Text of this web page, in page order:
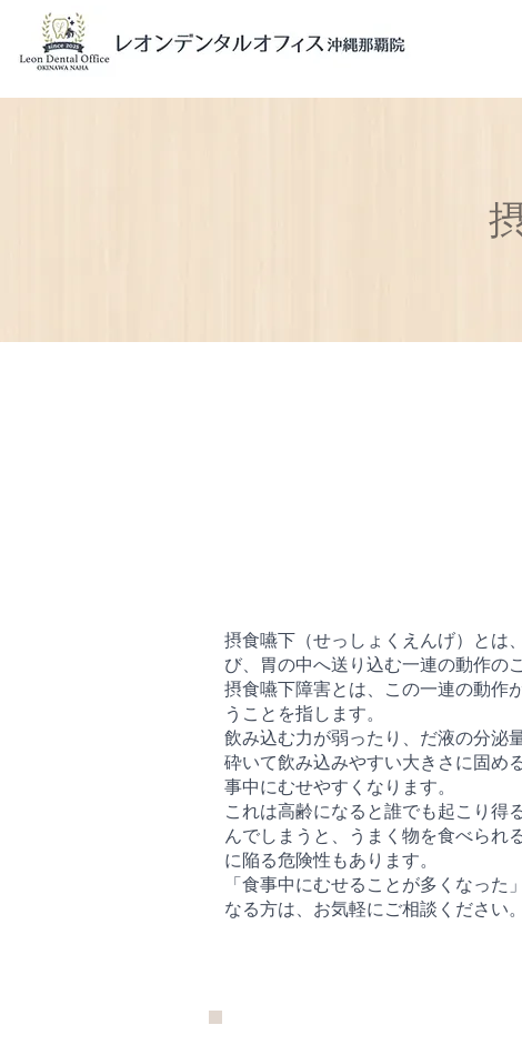
摂食嚥下（せっしょくえんげ）とは
び、胃の中へ送り込む一連の動作の
摂食嚥下障害とは、この一連の動作
うことを指します。
飲み込む力が弱ったり、だ液の分泌
砕いて飲み込みやすい大きさに固め
事中にむせやすくなります。
これは高齢になると誰でも起こり得
んでしまうと、うまく物を食べられ
に陥る危険性もあります。
「食事中にむせることが多くなった
なる方は、お気軽にご相談ください。